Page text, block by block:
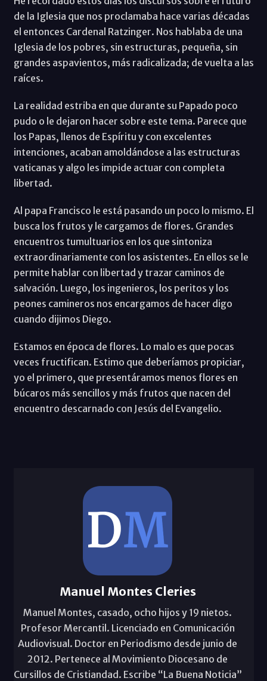
de la Iglesia que nos proclamaba hace varias décadas
el entonces Cardenal Ratzinger. Nos hablaba de una
Iglesia de los pobres, sin estructuras, pequeña, sin
grandes aspavientos, más radicalizada; de vuelta a las
raíces.
La realidad estriba en que durante su Papado poco
pudo o le dejaron hacer sobre este tema. Parece que
los Papas, llenos de Espíritu y con excelentes
intenciones, acaban amoldándose a las estructuras
vaticanas y algo les impide actuar con completa
libertad.
Al papa Francisco le está pasando un poco lo mismo. El
busca los frutos y le cargamos de flores. Grandes
encuentros tumultuarios en los que sintoniza
extraordinariamente con los asistentes. En ellos se le
permite hablar con libertad y trazar caminos de
salvación. Luego, los ingenieros, los peritos y los
peones camineros nos encargamos de hacer digo
cuando dijimos Diego.
Estamos en época de flores. Lo malo es que pocas
veces fructifican. Estimo que deberíamos propiciar,
yo el primero, que presentáramos menos flores en
búcaros más sencillos y más frutos que nacen del
encuentro descarnado con Jesús del Evangelio.
Manuel Montes Cleries
Manuel Montes, casado, ocho hijos y 19 nietos.
Profesor Mercantil. Licenciado en Comunicación
Audiovisual. Doctor en Periodismo desde junio de
2012. Pertenece al Movimiento Diocesano de
Cursillos de Cristiandad. Escribe “La Buena Noticia”